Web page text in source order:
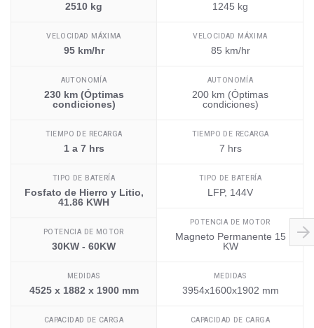
2510 kg
VELOCIDAD MÁXIMA
95 km/hr
AUTONOMÍA
230 km (Óptimas
condiciones)
TIEMPO DE RECARGA
1 a 7 hrs
TIPO DE BATERÍA
Fosfato de Hierro y Litio,
41.86 KWH
POTENCIA DE MOTOR
30KW - 60KW
MEDIDAS
4525 x 1882 x 1900 mm
CAPACIDAD DE CARGA
1245 kg
VELOCIDAD MÁXIMA
85 km/hr
AUTONOMÍA
200 km (Óptimas
condiciones)
TIEMPO DE RECARGA
7 hrs
TIPO DE BATERÍA
LFP, 144V
POTENCIA DE MOTOR
Magneto Permanente 15
KW
MEDIDAS
3954x1600x1902 mm
CAPACIDAD DE CARGA